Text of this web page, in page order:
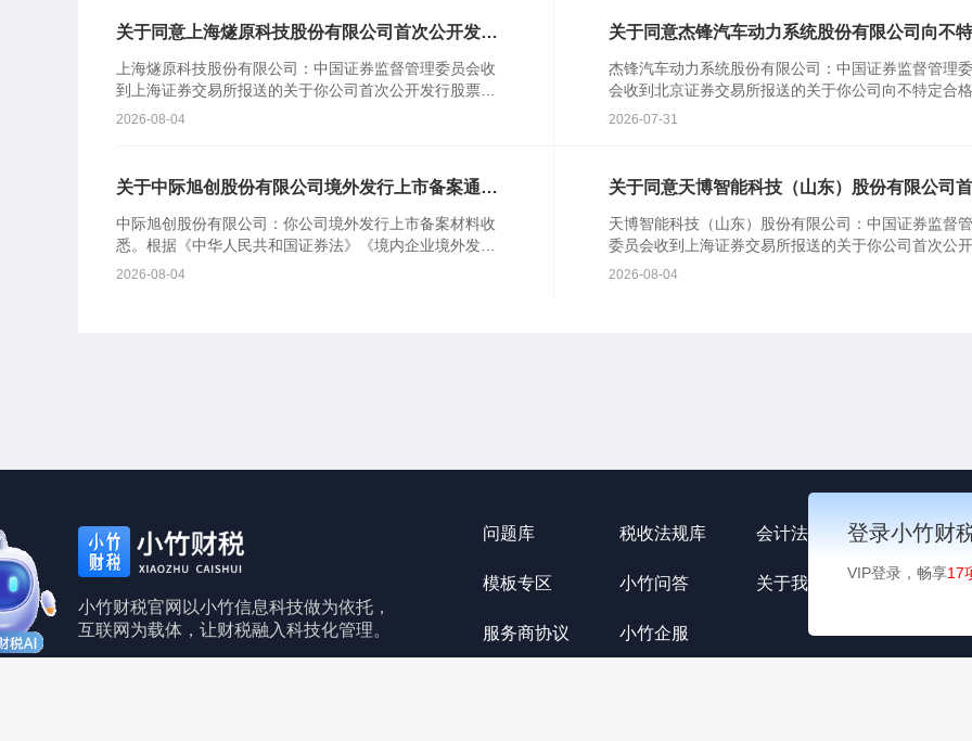
关于同意上海燧原科技股份有限公司首次公开发行
上海燧原科技股份有限公司：中国证券监督管理委员会收
到上海证券交易所报送的关于你公司首次公开发行股票并
在科创板上市的审核意见及你公司注册申请文件。根据
2026-08-04
关于同意杰锋汽车动力系统股份有限公司向不
杰锋汽车动力系统股份有限公司：中国证券监督管理
会收到北京证券交易所报送的关于你公司向不特定合格
资者公开发行股票并在北京证券交易所上市的审核意见
2026-07-31
关于中际旭创股份有限公司境外发行上市备案通知
中际旭创股份有限公司：你公司境外发行上市备案材料收
悉。根据《中华人民共和国证券法》《境内企业境外发行
证券和上市管理试行办法》等规定，我会对备案事项通知
2026-08-04
关于同意天博智能科技（山东）股份有限公司
天博智能科技（山东）股份有限公司：中国证券监督
委员会收到上海证券交易所报送的关于你公司首次公开
行股票并在主板上市的审核意见及你公司注册申请文件
2026-08-04
小竹财税官网以小竹信息科技做为依托，
互联网为载体，让财税融入科技化管理。
问题库 税收法规库 会计法规库 小竹资讯
模板专区 小竹问答 关于我们 用户协议
服务商协议 小竹企服
登录小竹财
VIP登录，畅享17